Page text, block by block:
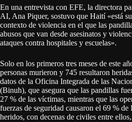
En una entrevista con EFE, la directora
AI, Ana Piquer, sostuvo que Haití «está
contexto de violencia en el que las
abusos que van desde asesinatos y
ataques contra hospitales y escuelas».
Solo en los primeros tres meses de este
personas murieron y 745 resultaron
datos de la Oficina Integrada de las
(Binuh), que asegura que las pandillas
27 % de las víctimas, mientras que las
fuerzas de seguridad causaron el 69 % de
heridos, con decenas de civiles entre